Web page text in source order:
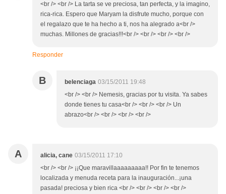
<br /> <br /> La tarta se ve preciosa, tan perfecta, y la imagino,
rica-rica. Espero que Maryam la disfrute mucho, porque con
el regalazo que te ha hecho a ti, nos ha alegrado a<br />
muchas. Millones de gracias!!!<br /> <br /> <br /> <br />
Responder
B belenciaga 03/15/2011 19:48
<br /> <br /> Nemesis, gracias por tu visita. Ya sabes
donde tienes tu casa<br /> <br /> <br /> Un
abrazo<br /> <br /> <br /> <br />
A alicia, cane 03/15/2011 17:10
<br /> <br /> ¡¡Que maravillaaaaaaaaa!! Por fin te tenemos
localizada y menuda receta para la inauguración...¡una
pasada! preciosa y bien rica <br /> <br /> <br /> <br />